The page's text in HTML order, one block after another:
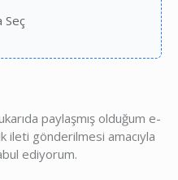
Seç
paylaşmış olduğum e-
gönderilmesi amacıyla
ediyorum.